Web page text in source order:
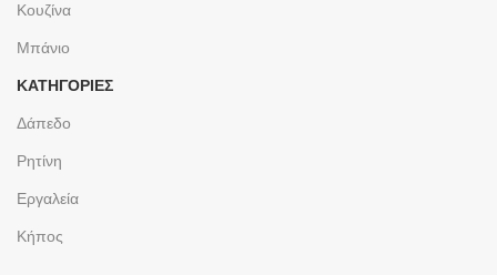
Κουζίνα
Μπάνιο
ΚΑΤΗΓΟΡΙΕΣ
Δάπεδο
Ρητίνη
Εργαλεία
Κήπος